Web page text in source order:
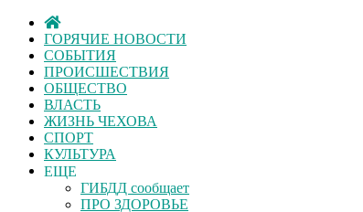
ГОРЯЧИЕ НОВОСТИ
СОБЫТИЯ
ПРОИСШЕСТВИЯ
ОБЩЕСТВО
ВЛАСТЬ
ЖИЗНЬ ЧЕХОВА
СПОРТ
КУЛЬТУРА
ЕЩЕ
ГИБДД сообщает
ПРО ЗДОРОВЬЕ